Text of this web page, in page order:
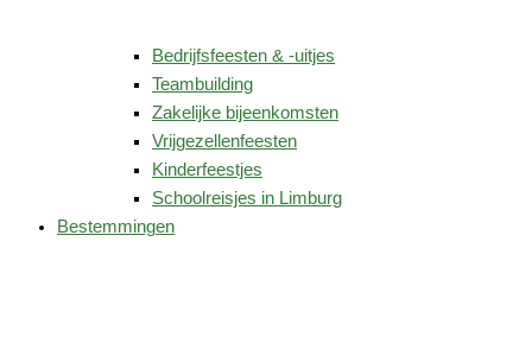
Bedrijfsfeesten & -uitjes
Teambuilding
Zakelijke bijeenkomsten
Vrijgezellenfeesten
Kinderfeestjes
Schoolreisjes in Limburg
Bestemmingen